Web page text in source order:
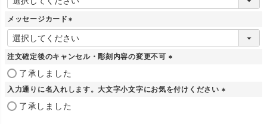
メッセージカード
(
必
須
注文確定後のキャンセル・彫刻内容の変更不可
須
了承しました
入力通りに名入れします。大文字小文字にお気を付けください
了承しました